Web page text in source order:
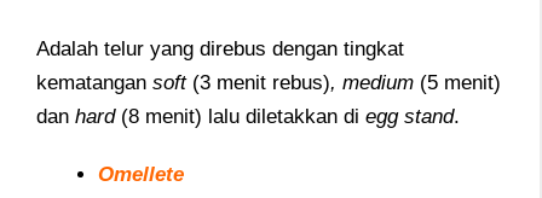
Adalah telur yang direbus dengan tingkat
kematangan soft (3 menit rebus), medium (5 menit)
dan hard(8 menit) lalu diletakkan di egg stand.
Omellete